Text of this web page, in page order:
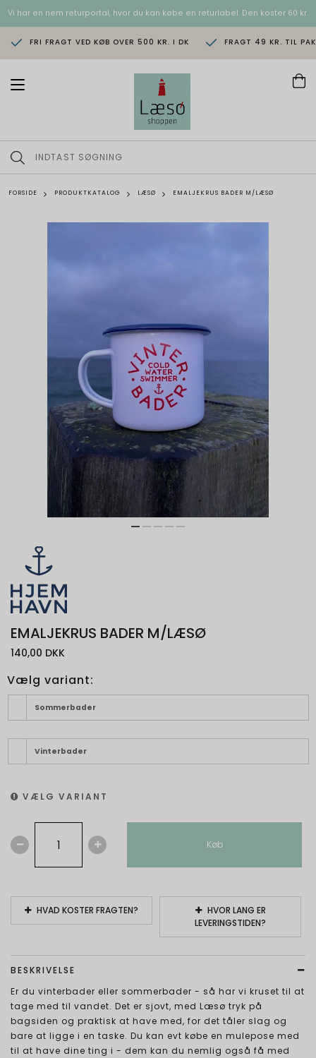
Vi har en nem returportal, hvor du kan købe en returlabel. Den koster 60 kr.
FRI FRAGT VED KØB OVER 500 KR. I DK FRAGT 49 KR. TIL
T
n
a
i
FORSIDE PRODUKTKATALOG LÆSØ EMALJEKRUS BADER M/LÆSØ
EMALJEKRUS BADER M/LÆSØ
140,00 DKK
Vælg variant:
Sommerbader
Vinterbader
VÆLG VARIANT
Køb
HVAD KOSTER FRAGTEN?
HVOR LANG ER
LEVERINGSTIDEN?
BESKRIVELSE
Er du vinterbader eller sommerbader - så har vi kruset til at
tage med til vandet. Det er sjovt, med Læsø tryk på
bagsiden og praktisk at have med, for det tåler slag og
bare at ligge i en taske. Du kan evt købe en mulepose med
til at have dine ting i - dem kan du nemlig også få med